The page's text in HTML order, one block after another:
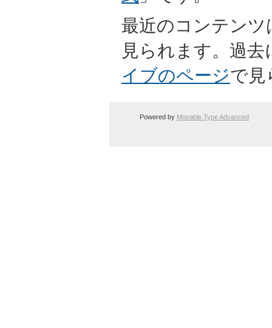
最近のコンテンツ
見られます。過
イブのページで見
Powered by Movable Type Advanced